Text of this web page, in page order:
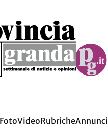
FotoVideoRubricheAnnunci